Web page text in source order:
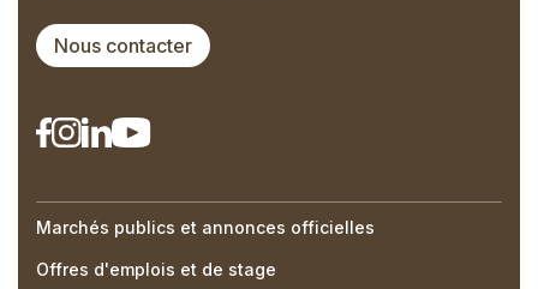
Nous contacter
Right
Marchés publics et annonces officielles
Offres d'emplois et de stage